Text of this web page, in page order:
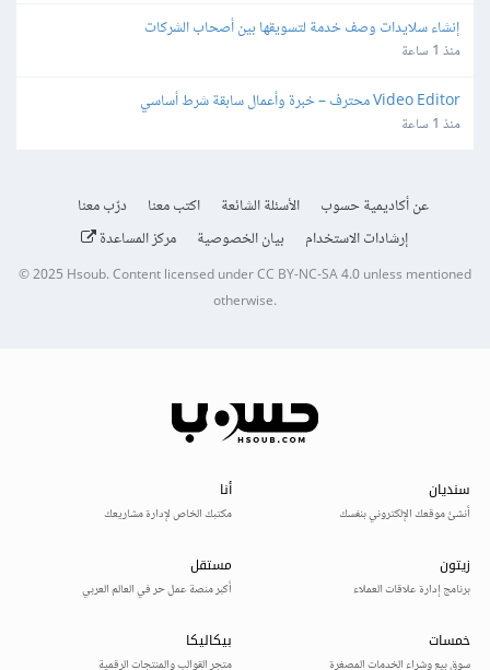
إنشاء سلايدات وصف خدمة لتسويقها بين أصحاب الشركات
منذ 1 ساعة
Video Editor محترف – خبرة وأعمال سابقة شرط أساسي
منذ 1 ساعة
عن أكاديمية حسوب الأسئلة الشائعة اكتب معنا
درّب معنا
إرشادات الاستخدام
بيان الخصوصية مركز المساعدة
© 2025 Hsoub.Content licensed underCC BY-NC-SA 4.0unless mentioned
otherwise.